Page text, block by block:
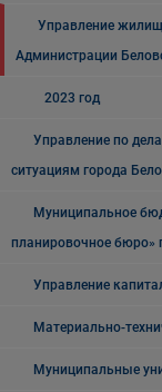
Управление
Администрации
2023 год
Управление по
ситуациям города
Муниципальное
планировочное бюро»
Управление
Материально-
Муниципальные